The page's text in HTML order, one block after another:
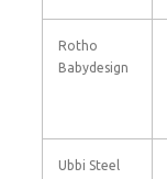
Rotho
Babydesign
Ubbi Steel